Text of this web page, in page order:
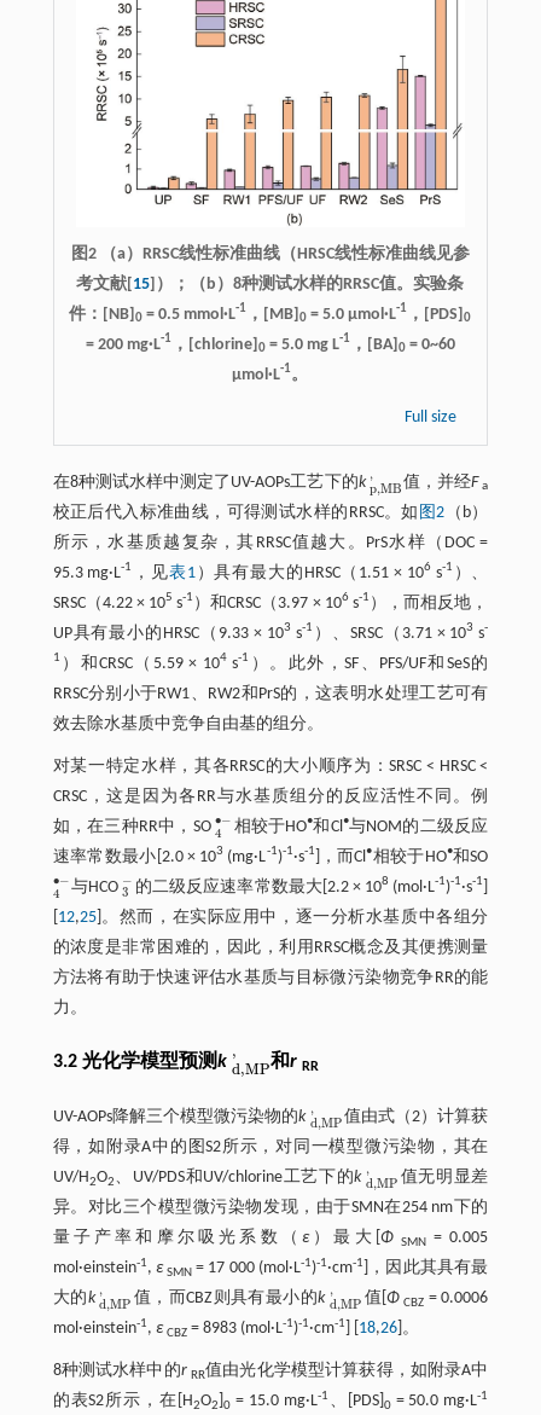
图2 （a）RRSC线性标准曲线（HRSC线性标准曲线见参
考文献[15]）；（b）8种测试水样的RRSC值。实验条
件：[NB]0 = 0.5 mmol·L-1 ，[MB]0 = 5.0 μmol·L-1 ，[PDS]0
= 200 mg·L-1，[chlorine] 0= 5.0 mg L-1，[BA] 0= 0~60
μmol·L-1。
Full size
在8种测试水样中测定了UV-AOPs工艺下的k 'p,MB
p ,MB'
值，并经F a
校正后代入标准曲线，可得测试水样的RRSC。如 图2 （b）
所示，水基质越复杂，其RRSC值越大。PrS水样（DOC =
95.3 mg·L-1 ，见表1）具有最大的HRSC（1.51 × 106s-1 ）、
SRSC（4.22 × 105 s-1 ）和CRSC（3.97 × 106s-1 ），而相反地，
UP具有最小的HRSC（9.33 × 103 s-1 ）、SRSC（3.71 × 103 s-
1 ）和CRSC（5.59 × 104s-1 ）。此外，SF、PFS/UF和SeS的
RRSC分别小于RW1、RW2和PrS的，这表明水处理工艺可有
效去除水基质中竞争自由基的组分。
对某一特定水样，其各RRSC的大小顺序为：SRSC < HRSC <
CRSC，这是因为各RR与水基质组分的反应活性不同。例
如，在三种RR中，SO ∙−
44 -相较于HO•和Cl •与NOM的二级反应
速率常数最小[2.0 × 103 (mg·L-1)-1·s-1 ]，而Cl •相较于HO•和SO
∙−
44 -与HCO −
3
3 的二级反应速率常数最大[2.2 × 108 (mol·L-1)-1·s-1
12,25]。然而，在实际应用中，逐一分析水基质中各组分
的浓度是非常困难的，因此，利用RRSC概念及其便携测量
方法将有助于快速评估水基质与目标微污染物竞争RR的能
力。
3.2 光化学模型预测k '
d,MP
d ,MP'
和r RR
UV-AOPs降解三个模型微污染物的k 'd,MP
d ,MP'
值由式（2）计算获
得，如附录A中的图S2所示，对同一模型微污染物，其在
UV/H2O2、UV/PDS和UV/chlorine工艺下的k 'd,MP
d ,MP'
值无明显差
异。对比三个模型微污染物发现，由于SMN在254 nm下的
量子产率和摩尔吸光系数（ ε）最大[ Φ SMN
= 0.005
mol·einstein-1, ε SMN = 17 000 (mol·L-1)-1·cm-1
]，因此其具有最
大的k 'd,MP
d ,MP'
值，而CBZ则具有最小的k 'd,MP
d ,MP'
值[ Φ CBZ = 0.0006
mol·einstein-1, ε CBZ= 8983 (mol·L-1)-1·cm-1 18,26]。
8种测试水样中的r RR值由光化学模型计算获得，如附录A中
的表S2所示，在[H2O2 ]0 = 15.0 mg·L-1 、[PDS] 0= 50.0 mg·L-1